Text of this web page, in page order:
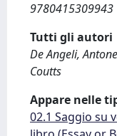
9780415309943
Tutti gli autori
De Angeli,
Coutts
Appare nelle
02.1 Saggio su